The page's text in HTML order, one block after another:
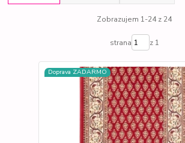
Zobrazujem 1-24 z 24
strana z 1
Doprava ZADARMO